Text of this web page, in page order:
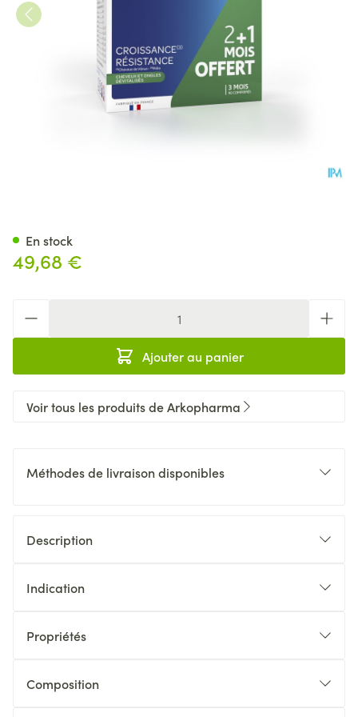
49,68 €
Ajouter au panier
En stock
Voir tous les produits de Arkopharma
Méthodes de livraison disponibles
Description
Indication
Propriétés
Composition